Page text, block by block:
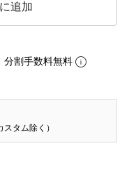
追加
分割手数料無料
タム除く）